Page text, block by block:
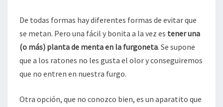
De todas formas hay diferentes formas de evitar que
se metan. Pero una fácil y bonita a la vez es tener una
(o más) planta de menta en la furgoneta. Se supone
que a los ratones no les gusta el olor y conseguiremos
que no entren en nuestra furgo.
Otra opción, que no conozco bien, es un aparatito que